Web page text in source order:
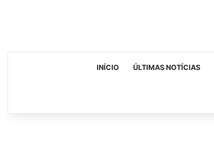
INÍCIO ÚLTIMAS NOTÍCIAS